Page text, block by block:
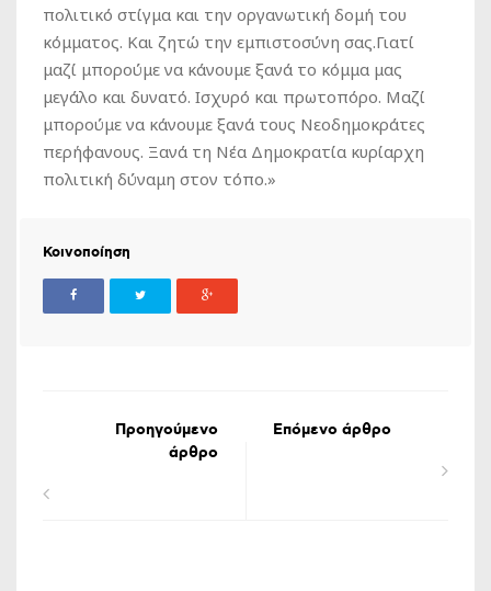
πολιτικό στίγμα και την οργανωτική δομή του
κόμματος. Και ζητώ την εμπιστοσύνη σας.Γιατί
μαζί μπορούμε να κάνουμε ξανά το κόμμα μας
μεγάλο και δυνατό. Ισχυρό και πρωτοπόρο. Μαζί
μπορούμε να κάνουμε ξανά τους Νεοδημοκράτες
περήφανους. Ξανά τη Νέα Δημοκρατία κυρίαρχη
πολιτική δύναμη στον τόπο.»
Κοινοποίηση
Προηγούμενο
άρθρο
Επόμενο άρθρο